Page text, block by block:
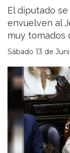
El diputado
envuelven al
muy tomados
Sábado 13 de